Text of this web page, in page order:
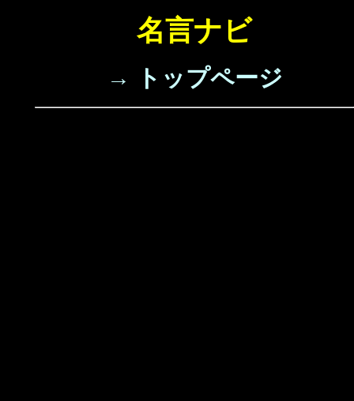
名言ナビ
→ トップページ